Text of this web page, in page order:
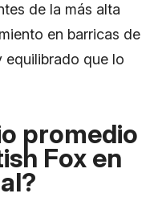
de la más alta
en barricas de
equilibrado que lo
promedio
Fox en